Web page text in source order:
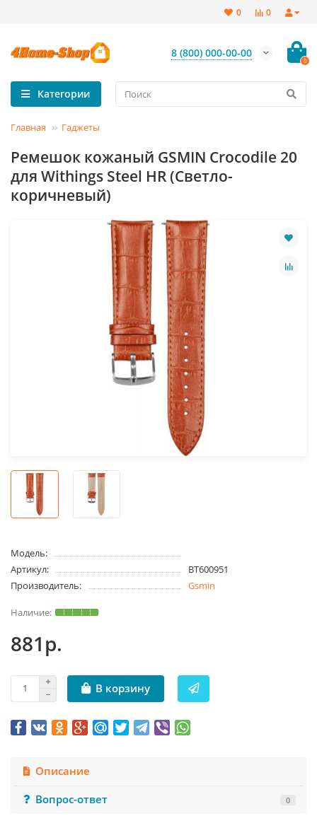
0
0
8 (800) 000-00-00
0
Категории
Главная Гаджеты
Ремешок кожаный GSMIN Crocodile 20
для Withings Steel HR (Светло-
коричневый)
Модель:
Артикул:
BT600951
Производитель:
Gsmin
881р.
В корзину
Описание
Вопрос-ответ
0